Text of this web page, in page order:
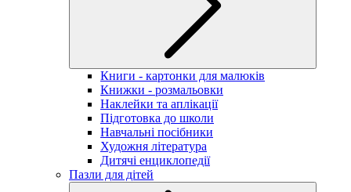
Книги - картонки для малюків
Книжки - розмальовки
Наклейки та аплікації
Підготовка до школи
Навчальні посібники
Художня література
Дитячі енциклопедії
Пазли для дітей